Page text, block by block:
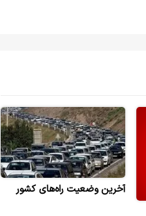
آخرین وضعیت راه‌های کشور